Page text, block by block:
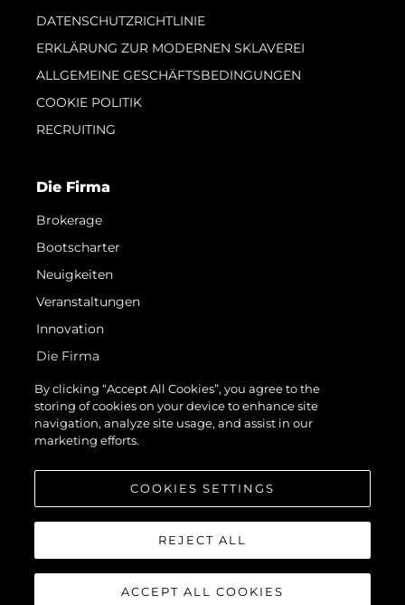
DATENSCHUTZRICHTLINIE
ERKLÄRUNG ZUR MODERNEN SKLAVEREI
ALLGEMEINE GESCHÄFTSBEDINGUNGEN
COOKIE POLITIK
RECRUITING
Die Firma
Brokerage
Bootscharter
Neuigkeiten
Veranstaltungen
Innovation
Die Firma
Das Team
Lifestyle
Geschichte
© 2026 Sunseeker London Group.Alle Rechte vorbehalten.
By clicking “Accept All Cookies”, you agree to the
storing of cookies on your device to enhance site
navigation, analyze site usage, and assist in our
marketing efforts.
COOKIES SETTINGS
REJECT ALL
ACCEPT ALL COOKIES